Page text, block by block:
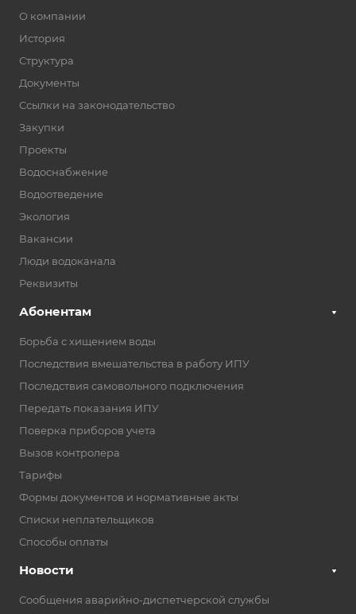
О компании
История
Структура
Документы
Ссылки на законодательство
Закупки
Проекты
Водоснабжение
Водоотведение
Экология
Вакансии
Люди водоканала
Реквизиты
Абонентам
Борьба с хищением воды
Последствия вмешательства в работу ИПУ
Последствия самовольного подключения
Передать показания ИПУ
Поверка приборов учета
Вызов контролера
Тарифы
Формы документов и нормативные акты
Списки неплательщиков
Способы оплаты
Новости
Сообщения аварийно-диспетчерской службы